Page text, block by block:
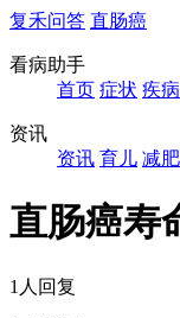
复禾问答 直肠癌
看病助手
首页 症状 疾病
资讯
资讯 育儿 减肥
直肠癌寿
1人回复